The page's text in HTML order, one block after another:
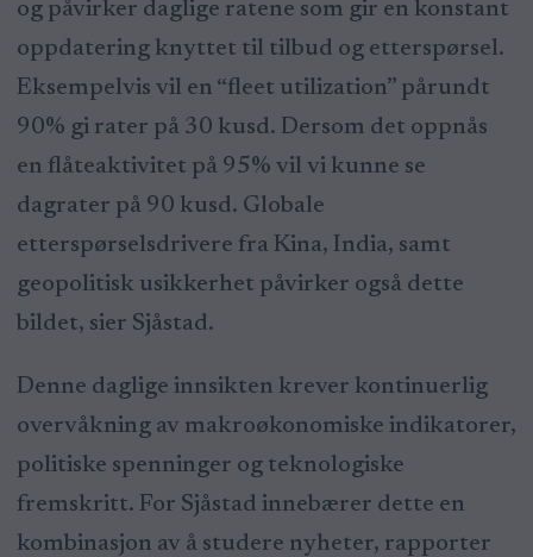
og påvirker daglige ratene som gir en konstant
oppdatering knyttet til tilbud og etterspørsel.
Eksempelvis vil en “fleet utilization” pårundt
90% gi rater på 30 kusd. Dersom det oppnås
en flåteaktivitet på 95% vil vi kunne se
dagrater på 90 kusd. Globale
etterspørselsdrivere fra Kina, India, samt
geopolitisk usikkerhet påvirker også dette
bildet, sier Sjåstad.
Denne daglige innsikten krever kontinuerlig
overvåkning av makroøkonomiske indikatorer,
politiske spenninger og teknologiske
fremskritt. For Sjåstad innebærer dette en
kombinasjon av å studere nyheter, rapporter